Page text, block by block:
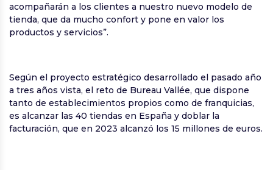
acompañarán a los clientes a nuestro nuevo modelo de
tienda, que da mucho confort y pone en valor los
productos y servicios”.
Según el proyecto estratégico desarrollado el pasado año
a tres años vista, el reto de Bureau Vallée, que dispone
tanto de establecimientos propios como de franquicias,
es alcanzar las 40 tiendas en España y doblar la
facturación, que en 2023 alcanzó los 15 millones de euros.